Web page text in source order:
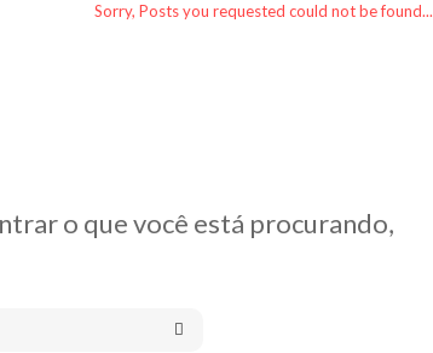
Sorry, Posts you requested could not be found...
o que você está procurando,